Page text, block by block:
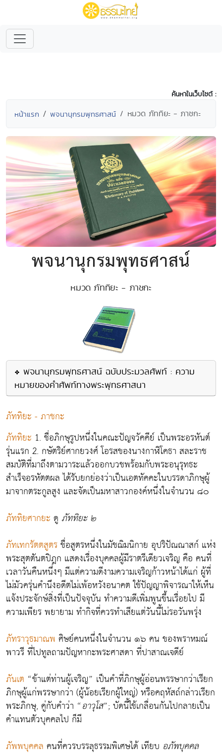
ค้นหาในเว็บไซต์ :
หน้าแรก พจนานุกรมพุทธศาสน์ หมวด ภัททิยะ - ภาชกะ
พจนานุกรมพุทธศาสน์
หมวด ภัททิยะ - ภาชกะ
พจนานุกรมพุทธศาสน์ ฉบับประมวลศัพท์ : ความ
หมายของคำศัพท์ทางพระพุทธศาสนา
ภัททิยะ - ภาชกะ
ภัททิยะ 1. ชื่อภิกษุรูปหนึ่งในคณะปัญจวัคคีย์ เป็นพระอรหันต์
รุ่นแรก 2. กษัตริย์ศากยวงศ์ โอรสของนางกาฬิโคธา สละราช
สมบัติที่มาถึงตามวาระแล้วออกบวชพร้อมกับพระอนุรุทธะ
สำเร็จอรหัตตผล ได้รับยกย่องว่าเป็นเอตทัคคะในบรรดาภิกษุผู้
มาจากตระกูลสูง และจัดเป็นมหาสาวกองค์หนึ่งในจำนวน ๘๐
ภัททิยศากยะ ดู ภัททิยะ ๒
ภัทเทกรัตตสูตรชื่อสูตรหนึ่งในมัชฌิมนิกาย อุปริปัณณาสก์ แห่ง
พระสุตตันตปิฎก แสดงเรื่องบุคคลผู้มีราตรีเดียวเจริญ คือ คนที่
เวลาวันคืนหนึ่งๆ มีแต่ความดีงามความเจริญก้าวหน้าได้แก่ ผู้ที่
ไม่มัวครุ่นคำนึงอดีตไม่เพ้อหวังอนาคต ใช้ปัญญาพิจารณาให้เห็น
แจ้งประจักษ์สิ่งที่เป็นปัจจุบัน ทำความดีเพิ่มพูนขึ้นเรื่อยไป มี
ความเพียร พยายาม ทำกิจที่ควรทำเสียแต่วันนี้ไม่รอวันพรุ่ง
ภัทราวุธมาณพ ศิษย์คนหนึ่งในจำนวน ๑๖ คน ของพราหมณ์
พาวรี ที่ไปทูลถามปัญหากะพระศาสดา ที่ปาสาณเจดีย์
ภันเต “ข้าแต่ท่านผู้เจริญ” เป็นคำที่ภิกษุผู้อ่อนพรรษากว่าเรียก
ภิกษุผู้แก่พรรษากว่า (ผู้น้อยเรียกผู้ใหญ่) หรือคฤหัสถ์กล่าวเรียก
พระภิกษุ, คู่กับคำว่า “อาวุโส”; บัดนี้ใช้เกลื่อนกันไปกลายเป็น
คำแทนตัวบุคคลไป ก็มี
ภัพพบุคคล คนที่ควรบรรลุธรรมพิเศษได้ เทียบ อภัพบุคคล